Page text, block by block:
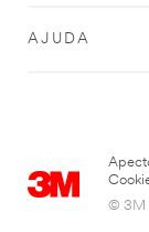
AJUDA
© 3M